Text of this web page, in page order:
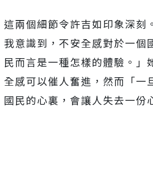
這兩個細節令許吉如印象深刻
我意識到，不安全感對於一個
民而言是一種怎樣的體驗。」
全感可以催人奮進，然而「一
國民的心裏，會讓人失去一份